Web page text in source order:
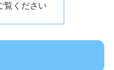
覧ください